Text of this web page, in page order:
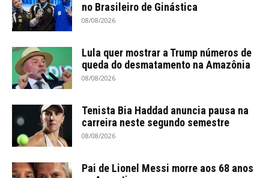
no Brasileiro de Ginástica
08/08/2026
Lula quer mostrar a Trump números de
queda do desmatamento na Amazônia
08/08/2026
Tenista Bia Haddad anuncia pausa na
carreira neste segundo semestre
08/08/2026
Pai de Lionel Messi morre aos 68 anos